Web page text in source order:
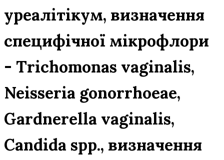
уреалітікум, визначення
специфічної мікрофлори
- Trichomonas vaginalis,
Neisseria gonorrhoeae,
Gardnerella vaginalis,
Candida spp., визначення